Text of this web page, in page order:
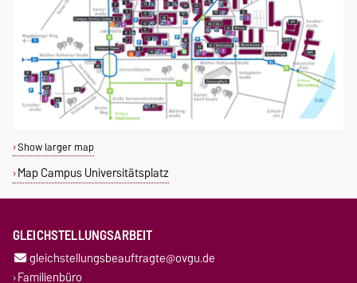
Show larger map
Map Campus Universitätsplatz
GLEICHSTELLUNGSARBEIT
gleichstellungsbeauftragte@ovgu.de
Familienbüro